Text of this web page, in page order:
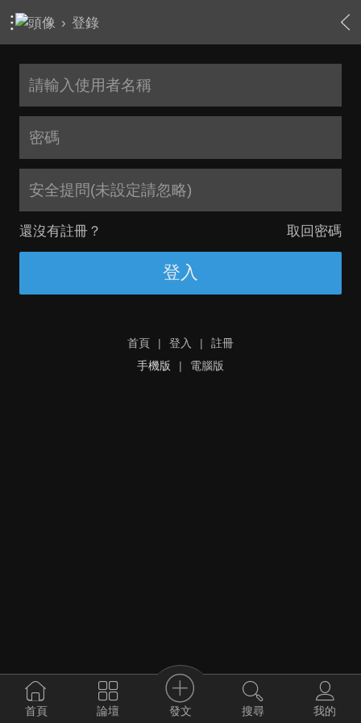
› 登錄
安全提問(未設定請忽略)
還沒有註冊？ 取回密碼
登入
首頁 | 登入 |
註冊
手機版
| 電腦版
首頁 論壇 發文 搜尋 我的